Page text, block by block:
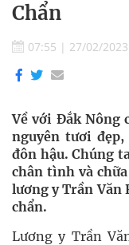
Chẩn
07:55 | 27/02/2023
Về với Đắk Nông
nguyên tươi
đôn hậu. Chúng
chân tình và
lương y Trần Văn
chẩn.
Lương y Trần